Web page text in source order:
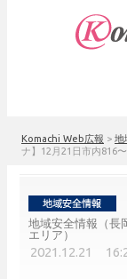
Komachi Web広報 > 地
ナ】12月21日市内816
地域安全情報（長
エリア）
2021.12.21